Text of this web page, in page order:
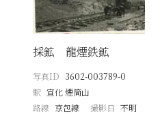
採鉱 龍煙鉄鉱
写真ID 3602-003789-0
駅 宣化 煙筒山
路線 京包線 撮影日 不明